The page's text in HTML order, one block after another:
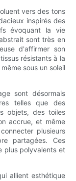
vers des tons
inspirés des
évoquant la vie
sont très en
d'affirmer son
résistants à la
sous un soleil
sont désormais
telles que des
objets, des toiles
accrue, et même
plusieurs
partagées. Ces
plus polyvalents et
allient esthétique